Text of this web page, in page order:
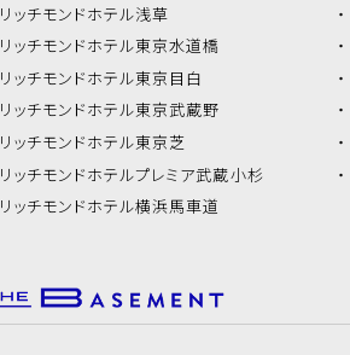
リッチモンドホテル浅草
リッチモンドホテル東京水道橋
リッチモンドホテル東京目白
リッチモンドホテル東京武蔵野
リッチモンドホテル東京芝
リッチモンドホテルプレミア武蔵小杉
リッチモンドホテル横浜馬車道